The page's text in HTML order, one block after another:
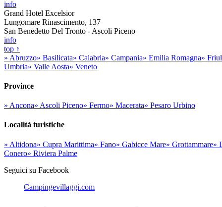
info
Grand Hotel Excelsior
Lungomare Rinascimento, 137
San Benedetto Del Tronto - Ascoli Piceno
info
top ↑
» Abruzzo» Basilicata» Calabria» Campania» Emilia Romagna»
Umbria» Valle Aosta» Veneto
Province
» Ancona» Ascoli Piceno» Fermo» Macerata» Pesaro Urbino
Località turistiche
» Altidona» Cupra Marittima» Fano» Gabicce Mare» Grottammare»
Conero» Riviera Palme
Seguici su Facebook
Campingevillaggi.com